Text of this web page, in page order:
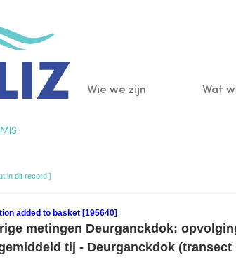
Main
Wie we zijn Wat
IMIS
in dit record ]
added to basket [195640]
metingen Deurganckdok:
tij - Deurganckdok (transect